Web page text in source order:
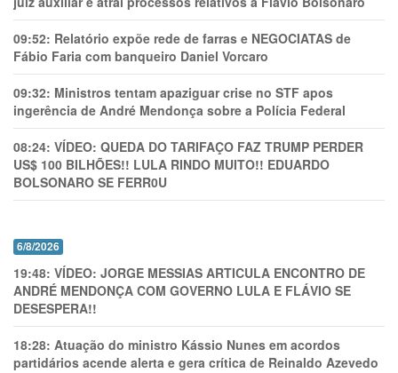
09:52: Relatório expõe rede de farras e NEGOCIATAS de
Fábio Faria com banqueiro Daniel Vorcaro
09:32: Ministros tentam apaziguar crise no STF apos
ingerência de André Mendonça sobre a Polícia Federal
08:24: VÍDEO: QUEDA DO TARIFAÇO FAZ TRUMP PERDER
US$ 100 BILHÕES!! LULA RINDO MUITO!! EDUARDO
BOLSONARO SE FERR0U
6/8/2026
19:48: VÍDEO: JORGE MESSIAS ARTICULA ENCONTRO DE
ANDRÉ MENDONÇA COM GOVERNO LULA E FLÁVIO SE
DESESPERA!!
18:28: Atuação do ministro Kássio Nunes em acordos
partidários acende alerta e gera crítica de Reinaldo Azevedo